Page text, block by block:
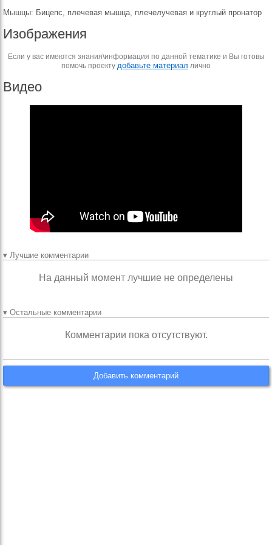
Мышцы: Бицепс, плечевая мышца, плечелучевая и круглый пронатор
Изображения
Если у вас имеются знания\информация по данной тематике и Вы готовы
помочь проекту добавьте материал лично
Видео
▾ Лучшие комментарии
На данный момент лучшие не определены
▾ Остальные комментарии
Комментарии пока отсутствуют.
Добавить комментарий